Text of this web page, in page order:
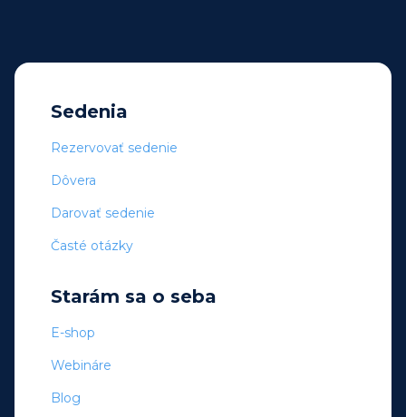
Sedenia
Rezervovať sedenie
Dôvera
Darovať sedenie
Časté otázky
Starám sa o seba
E-shop
Webináre
Blog